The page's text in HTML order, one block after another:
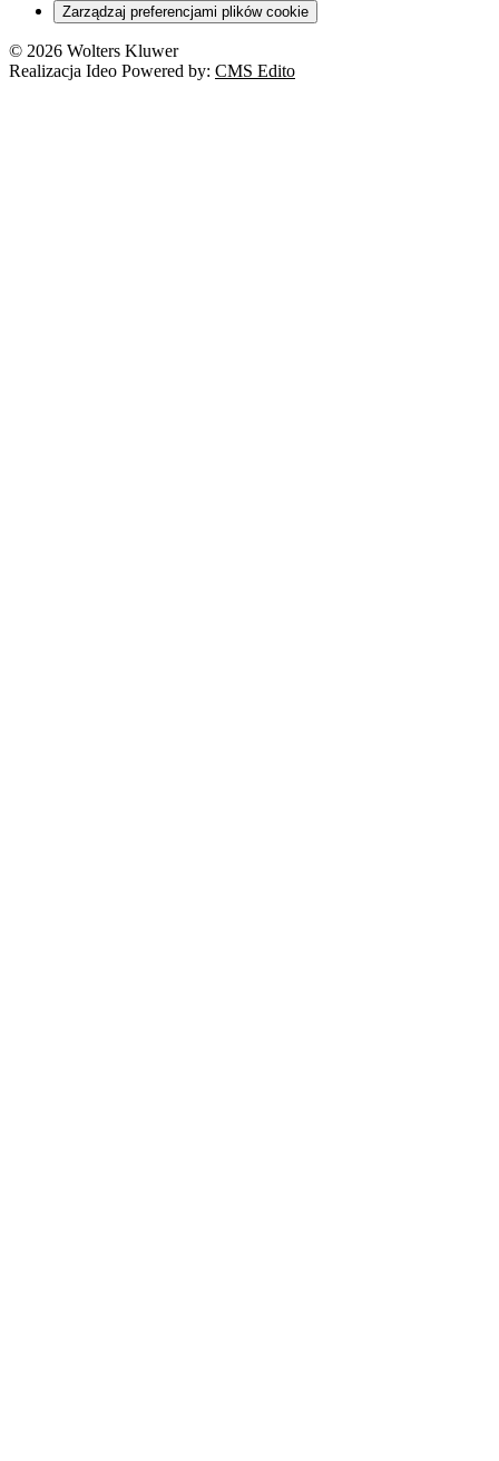
Zarządzaj preferencjami plików cookie
© 2026 Wolters Kluwer
Realizacja Ideo Powered by: CMS Edito